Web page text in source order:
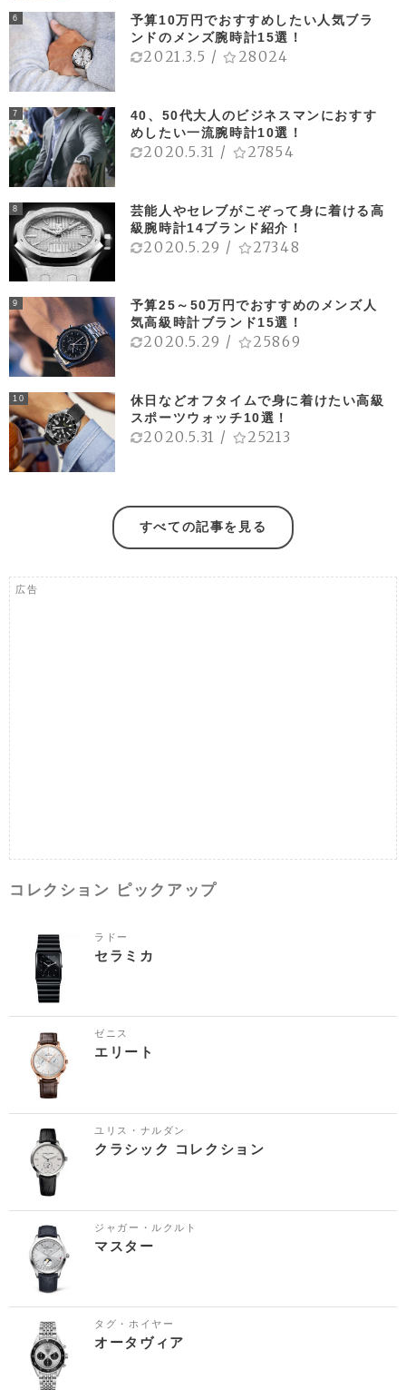
6
予算10万円でおすすめしたい人気ブラ
ンドのメンズ腕時計15選！
2021.3.5 / 28024
7
40、50代大人のビジネスマンにおすす
めしたい一流腕時計10選！
2020.5.31 / 27854
8
芸能人やセレブがこぞって身に着ける高
級腕時計14ブランド紹介！
2020.5.29 / 27348
9
予算25～50万円でおすすめのメンズ人
気高級時計ブランド15選！
2020.5.29 / 25869
10
休日などオフタイムで身に着けたい高級
スポーツウォッチ10選！
2020.5.31 / 25213
すべての記事を見る
広告
コレクション ピックアップ
ラドー
セラミカ
ゼニス
エリート
ユリス・ナルダン
クラシック コレクション
ジャガー・ルクルト
マスター
タグ・ホイヤー
オータヴィア